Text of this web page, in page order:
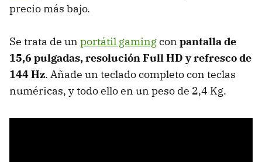
precio más bajo.
Se trata de un portátil gamingcon pantalla de
15,6 pulgadas, resolución Full HD y refresco de
144 Hz. Añade un teclado completo con teclas
numéricas, y todo ello en un peso de 2,4 Kg.